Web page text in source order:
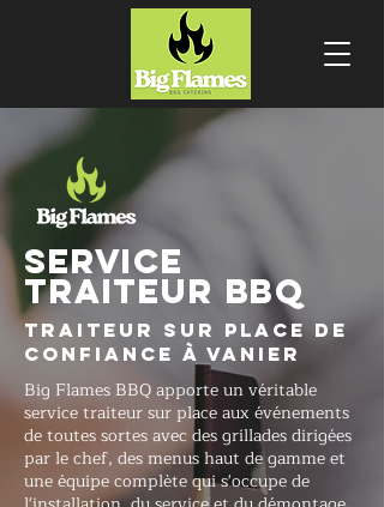
SERVICE
TRAITEUR BBQ
Traiteur sur place de
confiance à Vanier
Big Flames BBQ apporte un véritable
service traiteur sur place aux événements
de toutes sortes avec des grillades dirigées
par le chef, des menus haut de gamme et
une équipe complète qui s'occupe de